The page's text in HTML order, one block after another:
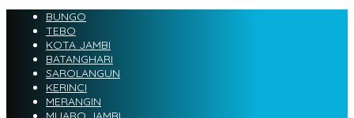
BUNGO
TEBO
KOTA JAMBI
BATANGHARI
SAROLANGUN
KERINCI
MERANGIN